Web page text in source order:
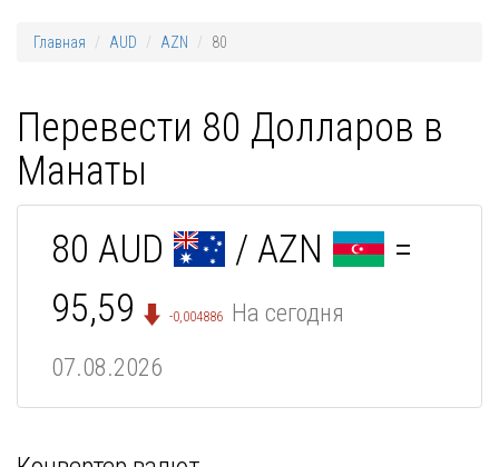
Главная AUD AZN 80
Перевести 80 Долларов в
Манаты
80 AUD / AZN
=
95,59
-0,004886 На сегодня
07.08.2026